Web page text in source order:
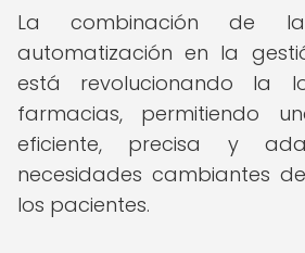
La combinación de
automatización en la
está revolucionando la
farmacias, permitiendo
eficiente, precisa y
necesidades cambiantes
los pacientes.